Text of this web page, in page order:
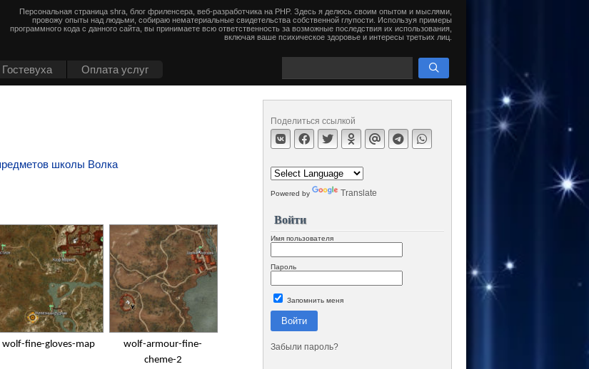
Гостевуха Оплата услуг
Персональная страница shra, блог фриленсера, веб-разработчика на PHP. Здесь я делюсь своим опытом и мыслями,
провожу опыты над людьми, собираю нематериальные свидетельства собственной глупости. Используя примеры
программного кода с данного сайта, вы принимаете всю ответственность за возможные последствия их использования,
включая ваше психическое здоровье и интересы третьих лиц.
школы Волка
wolf-fine-gloves-map
wolf-armour-fine-
cheme-2
Поделиться ссылкой
Powered by Translate
Войти
Имя пользователя
Пароль
Запомнить меня
Войти
Забыли пароль?